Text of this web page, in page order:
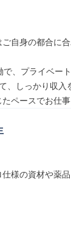
自身の都合に合
で、プライベー
、しっかり収入
ペースでお仕
様の資材や薬